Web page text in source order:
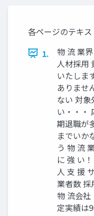
各ページのテキス
1.
物 流 業
人材採用
いたしま
ありませ
ない 対
い・・・
期退職が
までいか
う 物 流
に 強 い
人 支 援
業者数 採
物 流会
定実績は